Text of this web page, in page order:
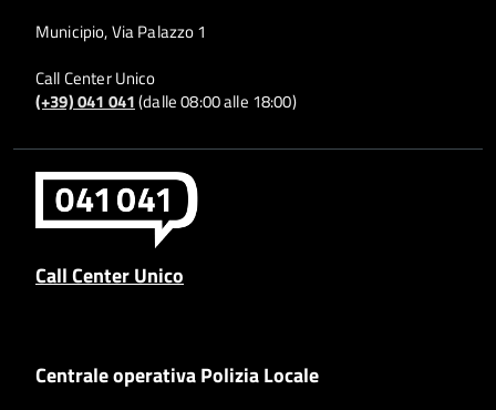
Municipio, Via Palazzo 1
Call Center Unico
(+39) 041 041(dalle 08:00 alle 18:00)
Call Center Unico
Centrale operativa Polizia Locale